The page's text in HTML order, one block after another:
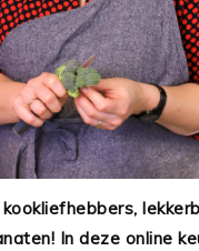
In deze online